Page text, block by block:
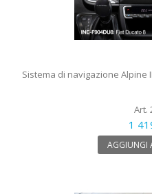
Sistema di navigazione Alpine
Art.
1
AGGIUNGI